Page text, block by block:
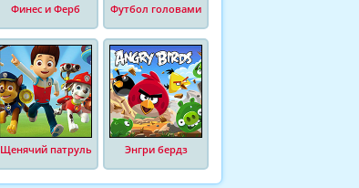
Финес и Ферб Футбол головами
Щенячий патруль Энгри бердз